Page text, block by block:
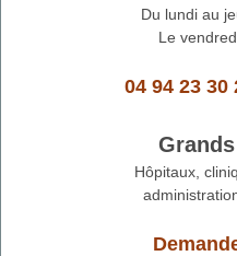
Du lundi au
Le
04 94 23 30
Hôpitaux,